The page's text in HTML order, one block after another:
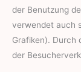
der Benutzung
verwendet auch
Grafiken). Durch
der